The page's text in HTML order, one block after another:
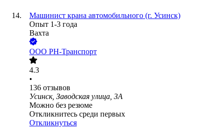
Машинист крана автомобильного (г. Усинск)
Опыт 1-3 года
Вахта
ООО РН-Транспорт
4.3
•
136 отзывов
Усинск, Заводская улица, 3А
Можно без резюме
Откликнитесь среди первых
Откликнуться